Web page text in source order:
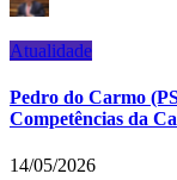
Atualidade
Pedro do Carmo
Competências da
14/05/2026